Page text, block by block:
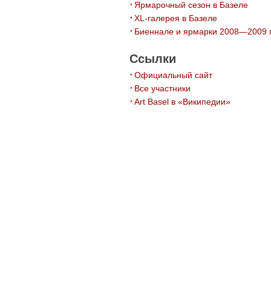
Ярмарочный сезон в Базеле
XL-галерея в Базеле
Биеннале и ярмарки 2008—2009
Ссылки
Официальный сайт
Все участники
Art Basel в «Википедии»